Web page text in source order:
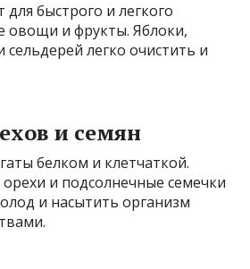
быстрого и легкого
овощи и фрукты. Яблоки,
легко очистить и
и семян
белком и клетчаткой.
и подсолнечные семечки
и насытить организм